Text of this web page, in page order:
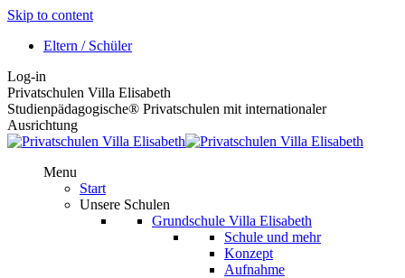
Skip to content
Eltern / Schüler
Log-in
Privatschulen Villa Elisabeth
Studienpädagogische® Privatschulen mit internationaler
Ausrichtung
Menu
Start
Unsere Schulen
Grundschule Villa Elisabeth
Schule und mehr
Konzept
Aufnahme